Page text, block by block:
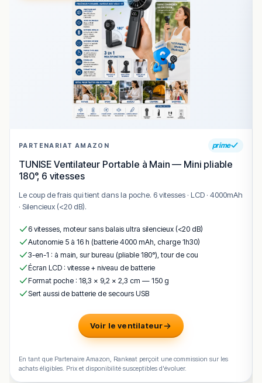
PARTENARIAT AMAZON prime
TUNISE Ventilateur Portable à Main — Mini pliable
180°, 6 vitesses
Le coup de frais qui tient dans la poche. 6 vitesses · LCD · 4000mAh
· Silencieux (<20 dB).
6 vitesses, moteur sans balais ultra silencieux (<20 dB)
Autonomie 5 à 16 h (batterie 4000 mAh, charge 1h30)
3-en-1 : à main, sur bureau (pliable 180°), tour de cou
Écran LCD : vitesse + niveau de batterie
Format poche : 18,3 × 9,2 × 2,3 cm — 150 g
Sert aussi de batterie de secours USB
Voir le ventilateur
En tant que Partenaire Amazon, Rankeat perçoit une commission sur les
achats éligibles. Prix et disponibilité susceptibles d'évoluer.